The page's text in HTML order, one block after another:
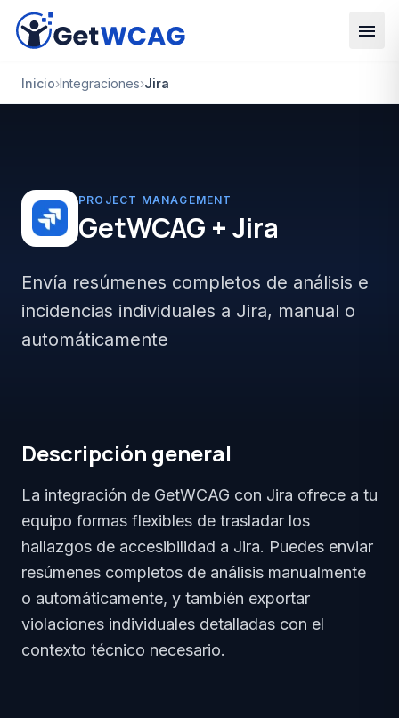
Skip to main content
Inicio›Integraciones›Jira
PROJECT MANAGEMENT
GetWCAG +Jira
Envía resúmenes completos de análisis e
incidencias individuales a Jira, manual o
automáticamente
Descripción general
La integración de GetWCAG con Jira ofrece a tu
equipo formas flexibles de trasladar los
hallazgos de accesibilidad a Jira. Puedes enviar
resúmenes completos de análisis manualmente
o automáticamente, y también exportar
violaciones individuales detalladas con el
contexto técnico necesario.